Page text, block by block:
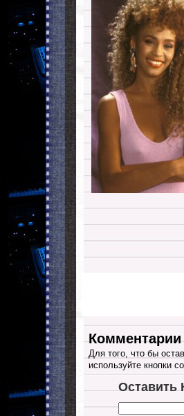
Комментарии
Для того, что бы
используйте кнопки
Оставить